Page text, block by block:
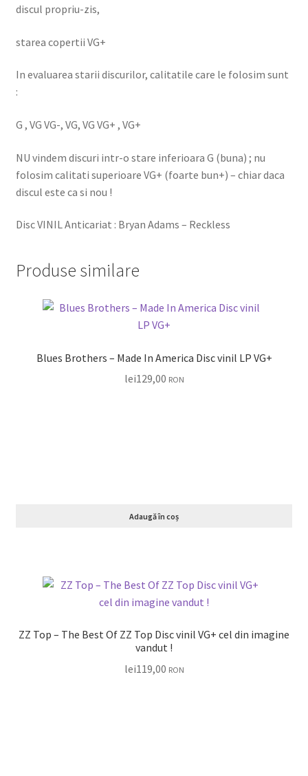
discul propriu-zis,
starea copertii VG+
In evaluarea starii discurilor, calitatile care le folosim sunt
:
G , VG VG-, VG, VG VG+ , VG+
NU vindem discuri intr-o stare inferioara G (buna) ; nu
folosim calitati superioare VG+ (foarte bun+) – chiar daca
discul este ca si nou !
Disc VINIL Anticariat : Bryan Adams – Reckless
Produse similare
Blues Brothers – Made In America Disc vinil LP VG+
lei129,00 RON
Adaugă în coș
ZZ Top – The Best Of ZZ Top Disc vinil VG+ cel din imagine
vandut !
lei119,00 RON